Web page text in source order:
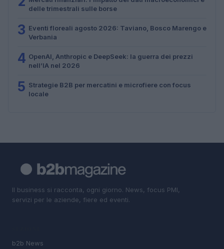
delle trimestrali sulle borse
3 Eventi floreali agosto 2026: Taviano, Bosco Marengo e
Verbania
4 OpenAI, Anthropic e DeepSeek: la guerra dei prezzi
nell’IA nel 2026
5 Strategie B2B per mercatini e microfiere con focus
locale
Il business si racconta, ogni giorno. News, focus PMI,
servizi per le aziende, fiere ed eventi.
b2b News